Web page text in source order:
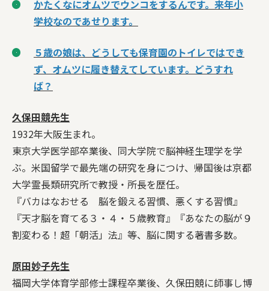
かたくなにオムツでウンコをするんです。来年小
学校なのであせります。
５歳の娘は、どうしても保育園のトイレではでき
ず、オムツに履き替えてしています。どうすれ
ば？
久保田競先生
1932年大阪生まれ。
東京大学医学部卒業後、同大学院で脳神経生理学を学
ぶ。米国留学で最先端の研究を身につけ、帰国後は京都
大学霊長類研究所で教授・所長を歴任。
『バカはなおせる 脳を鍛える習慣、悪くする習慣』
『天才脳を育てる３・４・５歳教育』『あなたの脳が９
割変わる！超「朝活」法』等、脳に関する著書多数。
原田妙子先生
福岡大学体育学部修士課程卒業後、久保田競に師事し博